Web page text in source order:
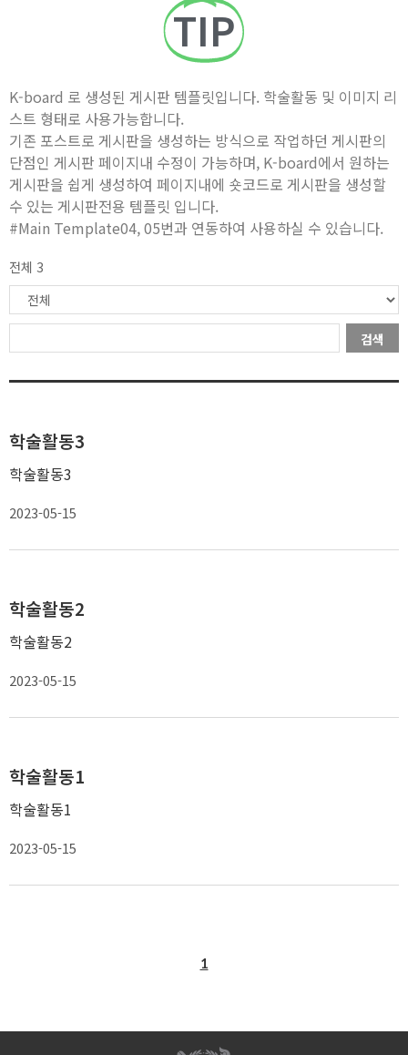
TIP
K-board 로 생성된 게시판 템플릿입니다. 학술활동 및 이미지 리
스트 형태로 사용가능합니다.
기존 포스트로 게시판을 생성하는 방식으로 작업하던 게시판의
단점인 게시판 페이지내 수정이 가능하며, K-board에서 원하는
게시판을 쉽게 생성하여 페이지내에 숏코드로 게시판을 생성할
수 있는 게시판전용 템플릿 입니다.
#Main Template04, 05번과 연동하여 사용하실 수 있습니다.
전체 3
검색
학술활동3
학술활동3
2023-05-15
학술활동2
학술활동2
2023-05-15
학술활동1
학술활동1
2023-05-15
1